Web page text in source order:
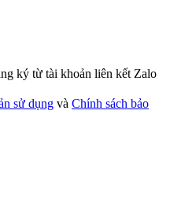
ký từ tài khoản liên kết Zalo
sử dụng và Chính sách bảo